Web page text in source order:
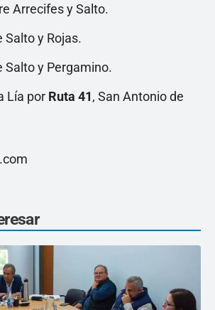
Arrecifes y Salto.
Salto y Rojas.
Salto y Pergamino.
Lía por Ruta 41, San Antonio de